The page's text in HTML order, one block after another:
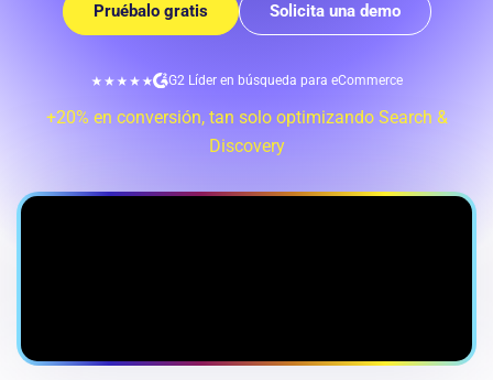
Pruébalo gratis Solicita una demo
G2 Líder en búsqueda para eCommerce
+20% en conversión, tan solo optimizando Search &
Discovery